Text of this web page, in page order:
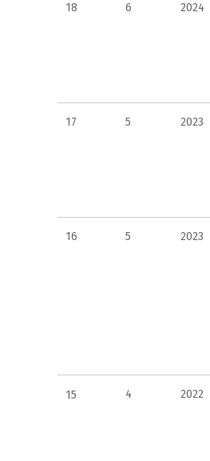
18 6 2024
17 5 2023
16 5 2023
15 4 2022